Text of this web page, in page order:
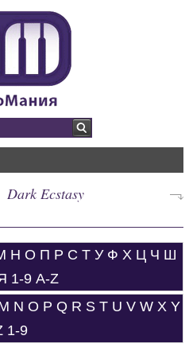
Dark Ecstasy
Н О П Р С Т У Ф Х Ц Ч Ш
1-9 A-Z
N O P Q R S T U V W X Y
1-9